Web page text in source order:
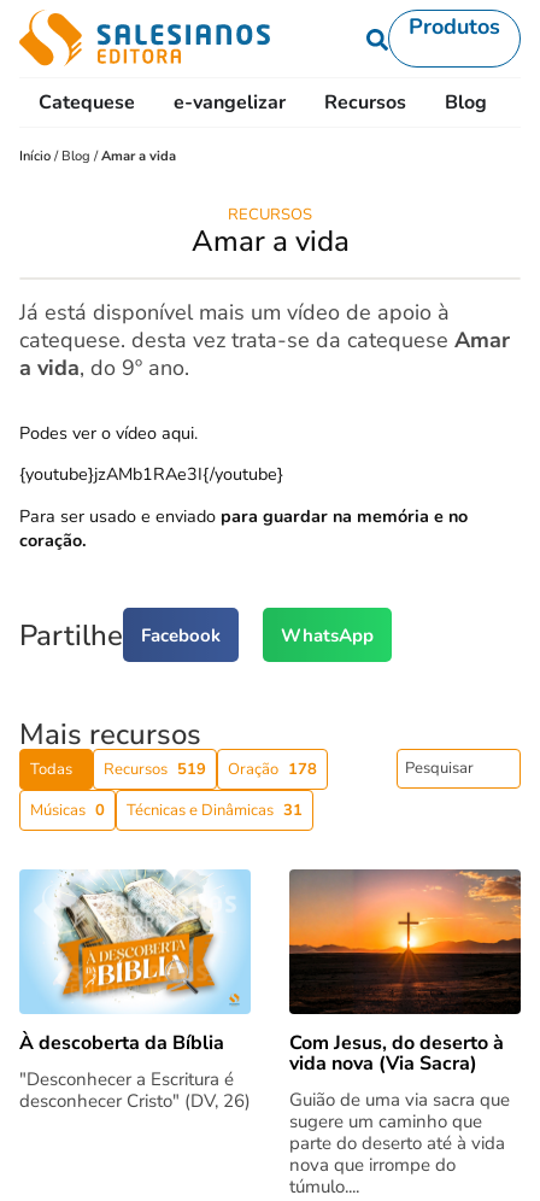
Produtos
Catequese e-vangelizar Recursos Blog
Início / Blog /Amar a vida
RECURSOS
Amar a vida
Já está disponível mais um vídeo de apoio à
catequese. desta vez trata-se da catequese Amar
a vida, do 9º ano.
Podes ver o vídeo aqui.
{youtube}jzAMb1RAe3I{/youtube}
Para ser usado e enviado para guardar na memória e no
coração.
Partilhe Facebook WhatsApp
Mais recursos
Todas Recursos 519 Oração 178
Músicas 0 Técnicas e Dinâmicas 31
À descoberta da Bíblia
"Desconhecer a Escritura é
desconhecer Cristo" (DV, 26)
Com Jesus, do deserto à
vida nova (Via Sacra)
Guião de uma via sacra que
sugere um caminho que
parte do deserto até à vida
nova que irrompe do
túmulo....